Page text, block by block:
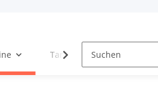
Tanja Steinbach